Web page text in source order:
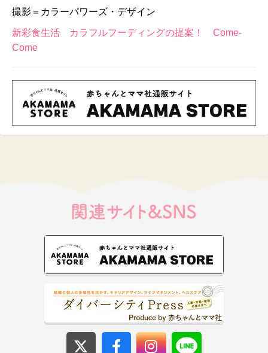
撮影＝カラーパワーズ・デザイン
新彩食生活 カラフルフーディングの提案！ Come-
Come